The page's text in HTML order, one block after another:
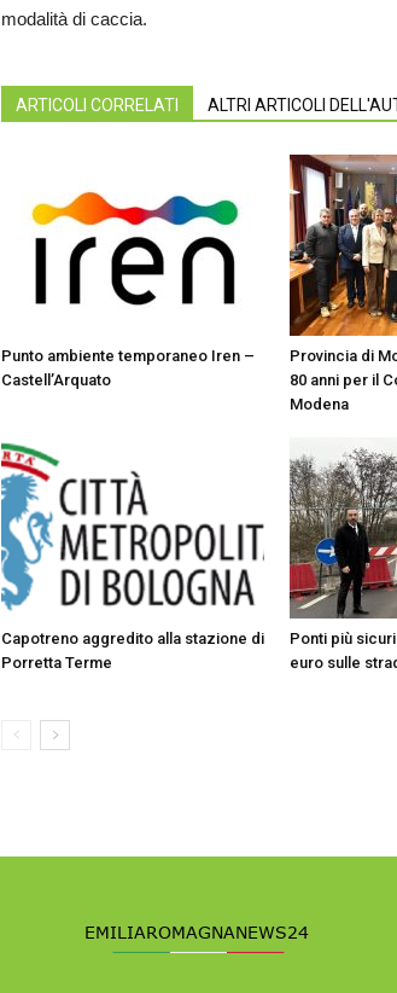
modalità di caccia.
ARTICOLI CORRELATI ALTRI ARTICOLI
Punto ambiente temporaneo Iren –
Castell’Arquato
Provincia di
80 anni per il
Modena
Capotreno aggredito alla stazione di
Porretta Terme
Ponti più
euro sulle